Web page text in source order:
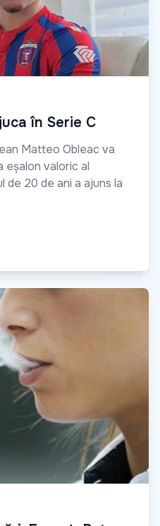
în Serie C
Matteo Obleac va
eșalon valoric al
de 20 de ani a ajuns la